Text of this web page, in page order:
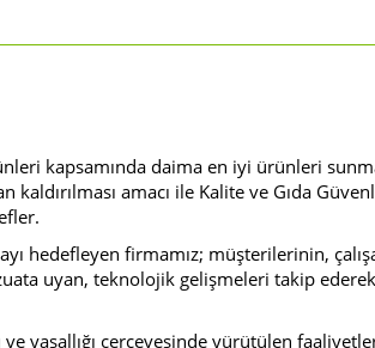
kapsamında daima en iyi ürünleri
amacı ile Kalite ve Gıda
hedefleyen firmamız; müşterilerinin,
uyan, teknolojik gelişmeleri takip ederek
yasallığı çerçevesinde yürütülen